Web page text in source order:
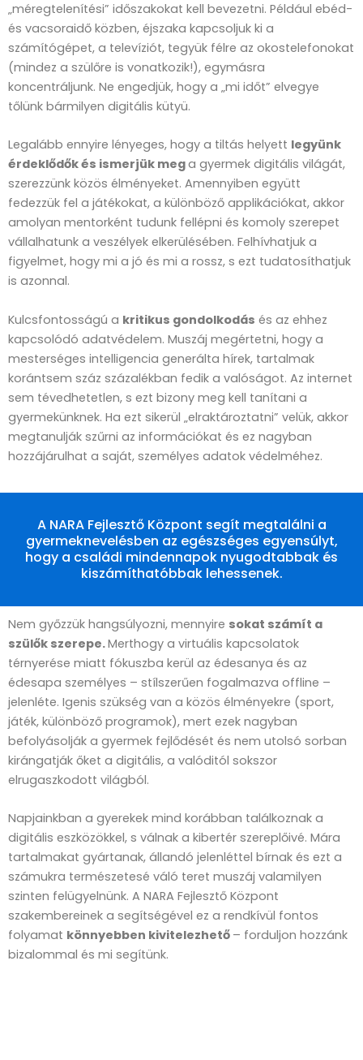
„méregtelenítési” időszakokat kell bevezetni. Például ebéd-
és vacsoraidő közben, éjszaka kapcsoljuk ki a
számítógépet, a televíziót, tegyük félre az okostelefonokat
(mindez a szülőre is vonatkozik!), egymásra
koncentráljunk. Ne engedjük, hogy a „mi időt” elvegye
tőlünk bármilyen digitális kütyü.
Legalább ennyire lényeges, hogy a tiltás helyett legyünk
érdeklődők és ismerjük mega gyermek digitális világát,
szerezzünk közös élményeket. Amennyiben együtt
fedezzük fel a játékokat, a különböző applikációkat, akkor
amolyan mentorként tudunk fellépni és komoly szerepet
vállalhatunk a veszélyek elkerülésében. Felhívhatjuk a
figyelmet, hogy mi a jó és mi a rossz, s ezt tudatosíthatjuk
is azonnal.
Kulcsfontosságú a kritikus gondolkodás és az ehhez
kapcsolódó adatvédelem. Muszáj megértetni, hogy a
mesterséges intelligencia generálta hírek, tartalmak
korántsem száz százalékban fedik a valóságot. Az internet
sem tévedhetetlen, s ezt bizony meg kell tanítani a
gyermekünknek. Ha ezt sikerül „elraktároztatni” velük, akkor
megtanulják szűrni az információkat és ez nagyban
hozzájárulhat a saját, személyes adatok védelméhez.
A NARA Fejlesztő Központ segít megtalálni a
gyermeknevelésben az egészséges egyensúlyt,
hogy a családi mindennapok nyugodtabbak és
kiszámíthatóbbak lehessenek.
Nem győzzük hangsúlyozni, mennyire sokat számít a
szülők szerepe.Merthogy a virtuális kapcsolatok
térnyerése miatt fókuszba kerül az édesanya és az
édesapa személyes – stílszerűen fogalmazva offline –
jelenléte. Igenis szükség van a közös élményekre (sport,
játék, különböző programok), mert ezek nagyban
befolyásolják a gyermek fejlődését és nem utolsó sorban
kirángatják őket a digitális, a valóditól sokszor
elrugaszkodott világból.
Napjainkban a gyerekek mind korábban találkoznak a
digitális eszközökkel, s válnak a kibertér szereplőivé. Mára
tartalmakat gyártanak, állandó jelenléttel bírnak és ezt a
számukra természetesé váló teret muszáj valamilyen
szinten felügyelnünk. A NARA Fejlesztő Központ
szakembereinek a segítségével ez a rendkívül fontos
folyamat könnyebben kivitelezhető – forduljon hozzánk
bizalommal és mi segítünk.